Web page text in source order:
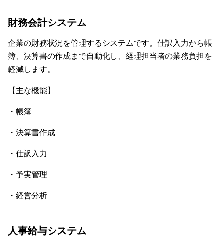
財務会計システム
企業の財務状況を管理するシステムです。仕訳入力から帳
簿、決算書の作成まで自動化し、経理担当者の業務負担を
軽減します。
【主な機能】
・帳簿
・決算書作成
・仕訳入力
・予実管理
・経営分析
人事給与システム